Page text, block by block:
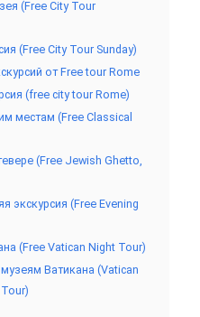
(Free City Tour
(Free City Tour Sunday)
от Free tour Rome
(free city tour Rome)
местам (Free Classical
(Free Jewish Ghetto,
экскурсия (Free Evening
(Free Vatican Night Tour)
Ватикана (Vatican